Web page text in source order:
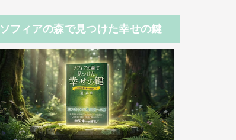
ソフィアの森で見つけた幸せの鍵